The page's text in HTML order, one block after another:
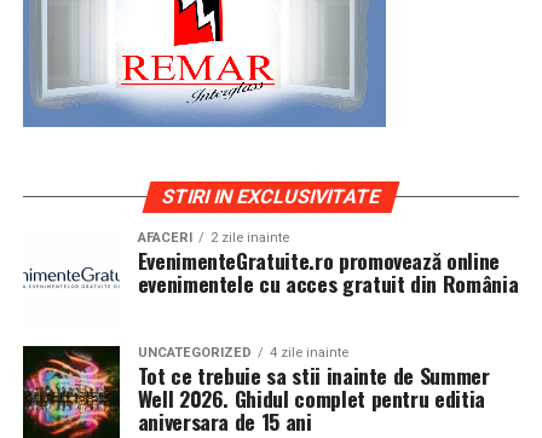
STIRI IN EXCLUSIVITATE
AFACERI 2 zile inainte
EvenimenteGratuite.ro promovează online
evenimentele cu acces gratuit din România
UNCATEGORIZED 4 zile inainte
Tot ce trebuie sa stii inainte de Summer
Well 2026. Ghidul complet pentru editia
aniversara de 15 ani